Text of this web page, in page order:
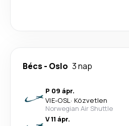
Bécs- Oslo 3 nap
P 09 ápr.
VIE-OSL· Közvetlen
Norwegian Air Shuttle
V 11 ápr.